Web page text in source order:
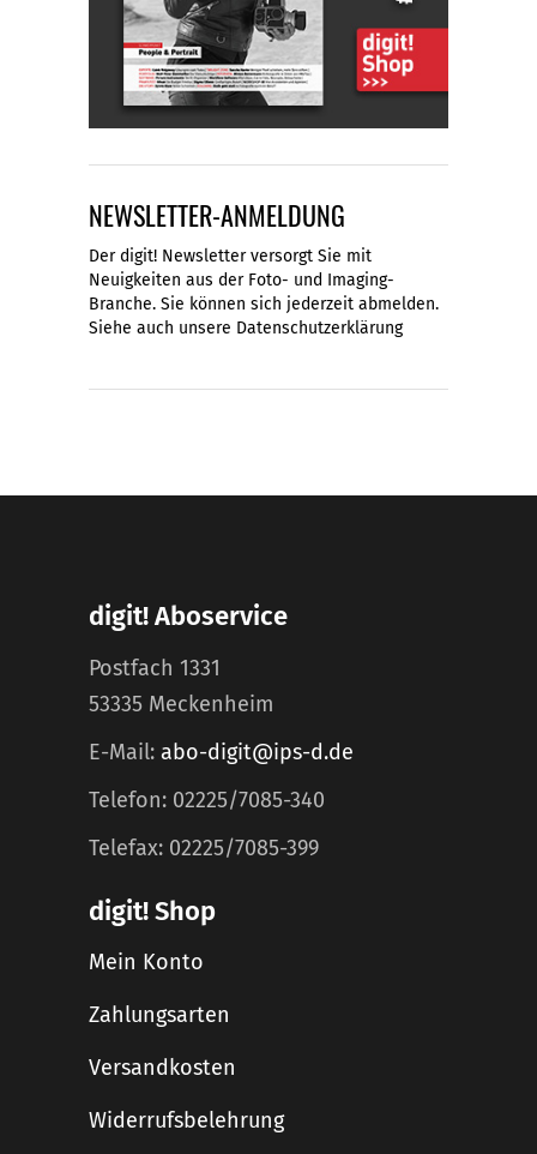
NEWSLETTER-ANMELDUNG
Der digit! Newsletter versorgt Sie mit
Neuigkeiten aus der Foto- und Imaging-
Branche. Sie können sich jederzeit abmelden.
Siehe auch unsere Datenschutzerklärung
digit! Aboservice
Postfach 1331
53335 Meckenheim
E-Mail: abo-digit@ips-d.de
Telefon: 02225/7085-340
Telefax: 02225/7085-399
digit! Shop
Mein Konto
Zahlungsarten
Versandkosten
Widerrufsbelehrung